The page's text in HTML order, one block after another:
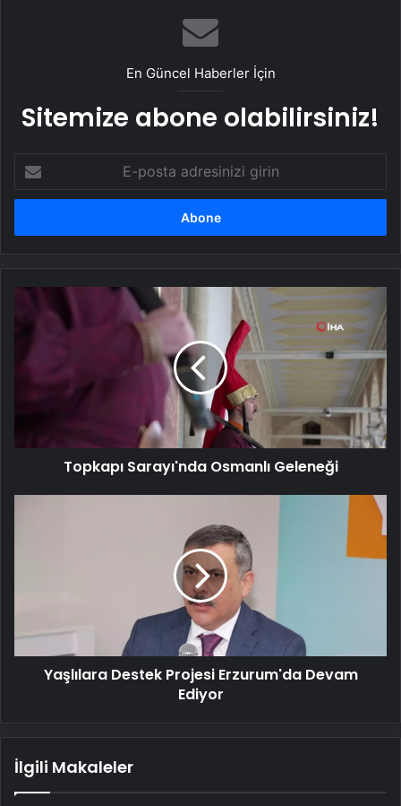
En Güncel Haberler İçin
Sitemize abone olabilirsiniz!
posta
adresinizi
Topkapı
Sarayı'nda
Geleneği
Topkapı Sarayı'nda Osmanlı Geleneği
Yaşlılara Destek Projesi Erzurum'da Devam
Ediyor
İlgili Makaleler